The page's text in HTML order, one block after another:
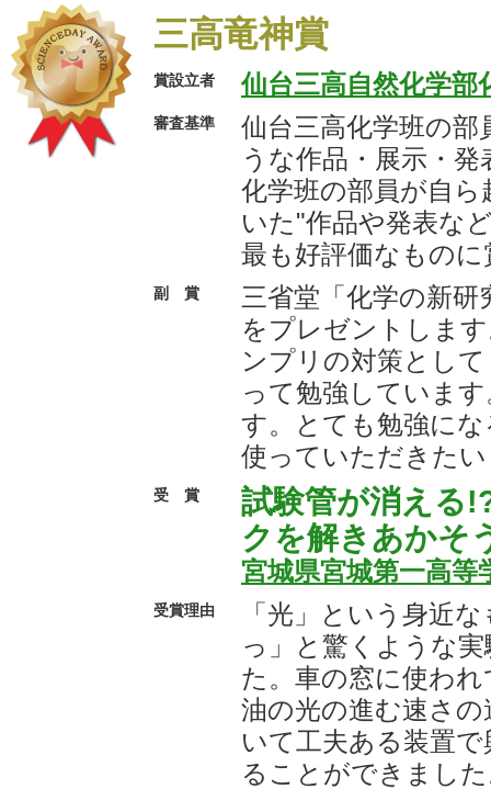
三高竜神賞
賞設立者 仙台三高自然化学部
審査基準
仙台三高化学班の
うな作品・展示・発
化学班の部員が自
いた"作品や発表な
最も好評価なもの
副 賞
三省堂「化学の新研
をプレゼントしま
ンプリの対策とし
って勉強していま
す。とても勉強に
使っていただきた
受 賞
試験管が消え
クを解きあかそ
宮城県宮城第一高等
受賞理由
「光」という身近
っ」と驚くような
た。車の窓に使わ
油の光の進む速さ
いて工夫ある装置
ることができまし